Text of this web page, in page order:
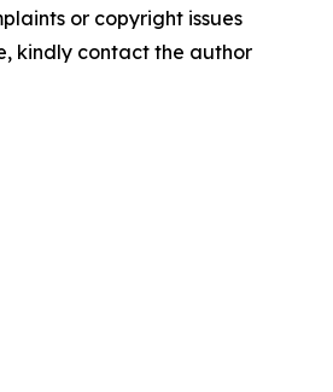
or copyright issues
kindly contact the author